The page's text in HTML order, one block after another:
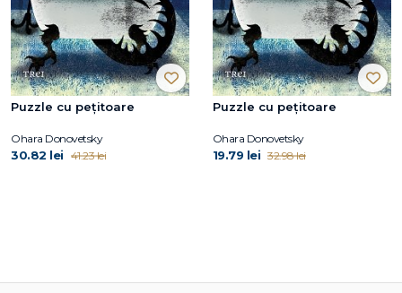
Puzzle cu pețitoare
Ohara Donovetsky
30.82 lei 41.23 lei
Puzzle cu pețitoare
Ohara Donovetsky
19.79 lei 32.98 lei